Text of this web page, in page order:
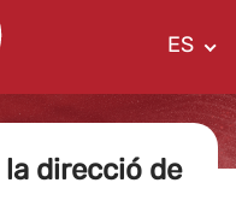
ES
direcció de